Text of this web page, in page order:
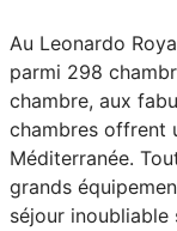
Au Leonardo
parmi 298
chambre, aux
chambres offrent
Méditerranée.
grands
séjour inoubliable